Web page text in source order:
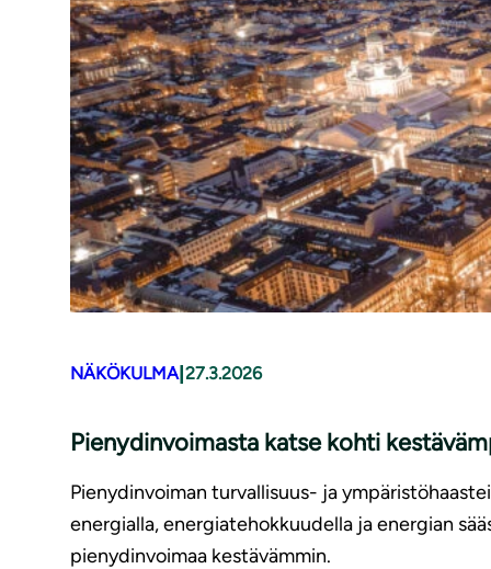
NÄKÖKULMA| 27.3.2026
Pienydinvoimasta katse kohti
Pienydinvoiman turvallisuus- ja
energialla, energiatehokkuudella ja energian
pienydinvoimaa kestävämmin.